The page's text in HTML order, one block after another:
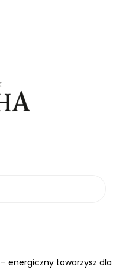
energiczny towarzysz dla